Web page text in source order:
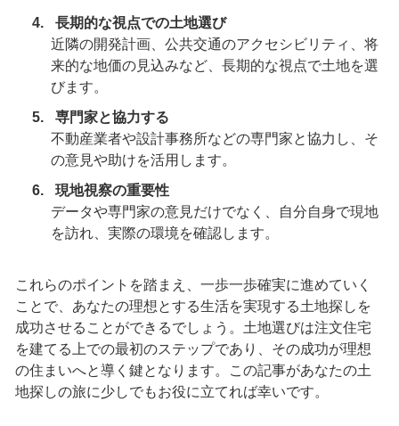
長期的な視点での土地選び
近隣の開発計画、公共交通のアクセシビリティ、将
来的な地価の見込みなど、長期的な視点で土地を選
びます。
専門家と協力する
不動産業者や設計事務所などの専門家と協力し、そ
の意見や助けを活用します。
現地視察の重要性
データや専門家の意見だけでなく、自分自身で現地
を訪れ、実際の環境を確認します。
これらのポイントを踏まえ、一歩一歩確実に進めていく
ことで、あなたの理想とする生活を実現する土地探しを
成功させることができるでしょう。土地選びは注文住宅
を建てる上での最初のステップであり、その成功が理想
の住まいへと導く鍵となります。この記事があなたの土
地探しの旅に少しでもお役に立てれば幸いです。